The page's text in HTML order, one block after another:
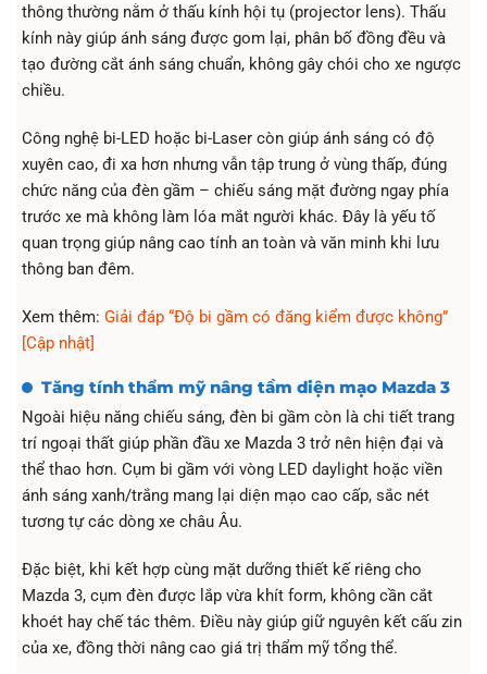
thông thường nằm ở thấu kính hội tụ (projector lens). Thấu
kính này giúp ánh sáng được gom lại, phân bố đồng đều và
tạo đường cắt ánh sáng chuẩn, không gây chói cho xe ngược
chiều.
Công nghệ bi-LED hoặc bi-Laser còn giúp ánh sáng có độ
xuyên cao, đi xa hơn nhưng vẫn tập trung ở vùng thấp, đúng
chức năng của đèn gầm – chiếu sáng mặt đường ngay phía
trước xe mà không làm lóa mắt người khác. Đây là yếu tố
quan trọng giúp nâng cao tính an toàn và văn minh khi lưu
thông ban đêm.
Xem thêm: Giải đáp “Độ bi gầm có đăng kiểm được không”
[Cập nhật]
Tăng tính thẩm mỹ nâng tầm diện mạo Mazda 3
Ngoài hiệu năng chiếu sáng, đèn bi gầm còn là chi tiết trang
trí ngoại thất giúp phần đầu xe Mazda 3 trở nên hiện đại và
thể thao hơn. Cụm bi gầm với vòng LED daylight hoặc viền
ánh sáng xanh/trắng mang lại diện mạo cao cấp, sắc nét
tương tự các dòng xe châu Âu.
Đặc biệt, khi kết hợp cùng mặt dưỡng thiết kế riêng cho
Mazda 3, cụm đèn được lắp vừa khít form, không cần cắt
khoét hay chế tác thêm. Điều này giúp giữ nguyên kết cấu zin
của xe, đồng thời nâng cao giá trị thẩm mỹ tổng thể.